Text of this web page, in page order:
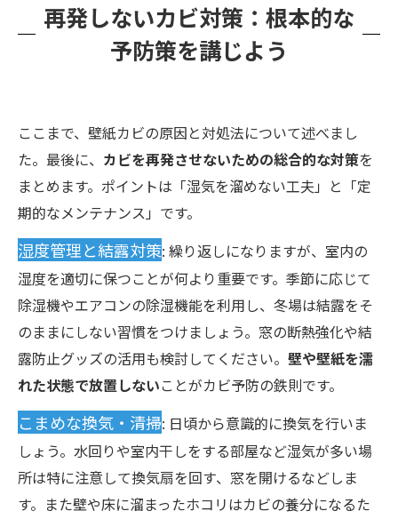
再発しないカビ対策：根本的な
予防策を講じよう
ここまで、壁紙カビの原因と対処法について述べまし
た。最後に、 カビを再発させないための総合的な対策を
まとめます。ポイントは「湿気を溜めない工夫」と「定
期的なメンテナンス」です。
湿度管理と結露対策: 繰り返しになりますが、室内の
湿度を適切に保つことが何より重要です。季節に応じて
除湿機やエアコンの除湿機能を利用し、冬場は結露をそ
のままにしない習慣をつけましょう。窓の断熱強化や結
露防止グッズの活用も検討してください。 壁や壁紙を濡
れた状態で放置しないことがカビ予防の鉄則です。
こまめな換気・清掃: 日頃から意識的に換気を行いま
しょう。水回りや室内干しをする部屋など湿気が多い場
所は特に注意して換気扇を回す、窓を開けるなどしま
す。また壁や床に溜まったホコリはカビの養分になるた